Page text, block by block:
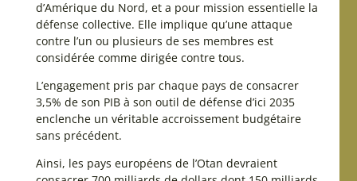
d’Amérique du Nord, et a pour mission essentielle la
défense collective. Elle implique qu’une attaque
contre l’un ou plusieurs de ses membres est
considérée comme dirigée contre tous.
L’engagement pris par chaque pays de consacrer
3,5% de son PIB à son outil de défense d’ici 2035
enclenche un véritable accroissement budgétaire
sans précédent.
Ainsi, les pays européens de l’Otan devraient